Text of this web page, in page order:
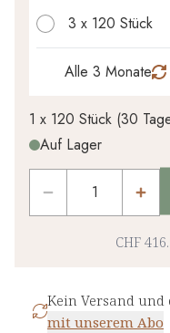
1 CHF 0.00
3 x 120 Stück
Alle 3 Monate
1 x 120 Stück (30
Auf Lager
CHF
Kein Versand und
mit unserem Abo